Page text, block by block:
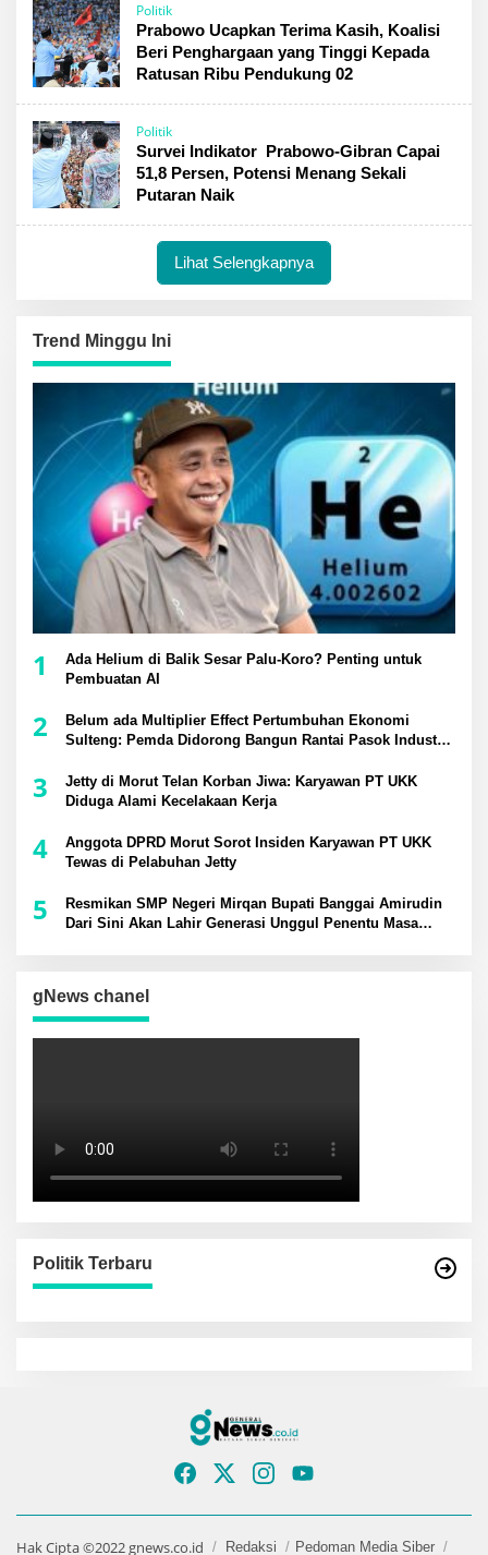
Politik
Prabowo Ucapkan Terima Kasih, Koalisi
Beri Penghargaan yang Tinggi Kepada
Ratusan Ribu Pendukung 02
Politik
Survei Indikator Prabowo-Gibran Capai
51,8 Persen, Potensi Menang Sekali
Putaran Naik
Lihat Selengkapnya
Trend Minggu Ini
1
Ada Helium di Balik Sesar Palu-Koro? Penting untuk
Pembuatan AI
2
Belum ada Multiplier Effect Pertumbuhan Ekonomi
Sulteng: Pemda Didorong Bangun Rantai Pasok Industri
3
Jetty di Morut Telan Korban Jiwa: Karyawan PT UKK
Diduga Alami Kecelakaan Kerja
4
Anggota DPRD Morut Sorot Insiden Karyawan PT UKK
Tewas di Pelabuhan Jetty
5
Resmikan SMP Negeri Mirqan Bupati Banggai Amirudin
Dari Sini Akan Lahir Generasi Unggul Penentu Masa
gNews chanel
Politik Terbaru
Hak Cipta ©2022 gnews.co.id Redaksi Pedoman Media Siber